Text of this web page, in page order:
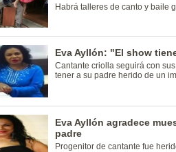
Habrá talleres de canto y baile
Eva Ayllón: "El show
Cantante criolla seguirá con
tener a su padre herido de un
Eva Ayllón agradece
padre
Progenitor de cantante fue